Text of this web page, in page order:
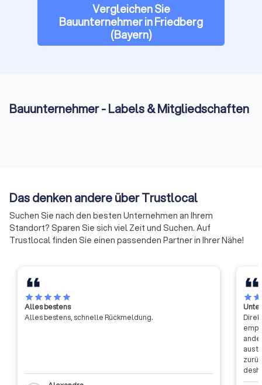
Vergleichen Sie
Bauunternehmer in Friedberg
(Bayern)
Bauunternehmer - Labels & Mitgliedschaften
Das denken andere über Trustlocal
Suchen Sie nach den besten Unternehmen an Ihrem
Standort? Sparen Sie sich viel Zeit und Suchen. Auf
Trustlocal finden Sie einen passenden Partner in Ihrer Nähe!
starstarstarstarstar
Alles bestens
Alles bestens, schnelle Rückmeldung.
starstar
aus
dass